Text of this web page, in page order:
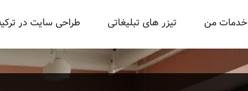
خدمات من تیزر های تبلیغاتی طراحی سایت در